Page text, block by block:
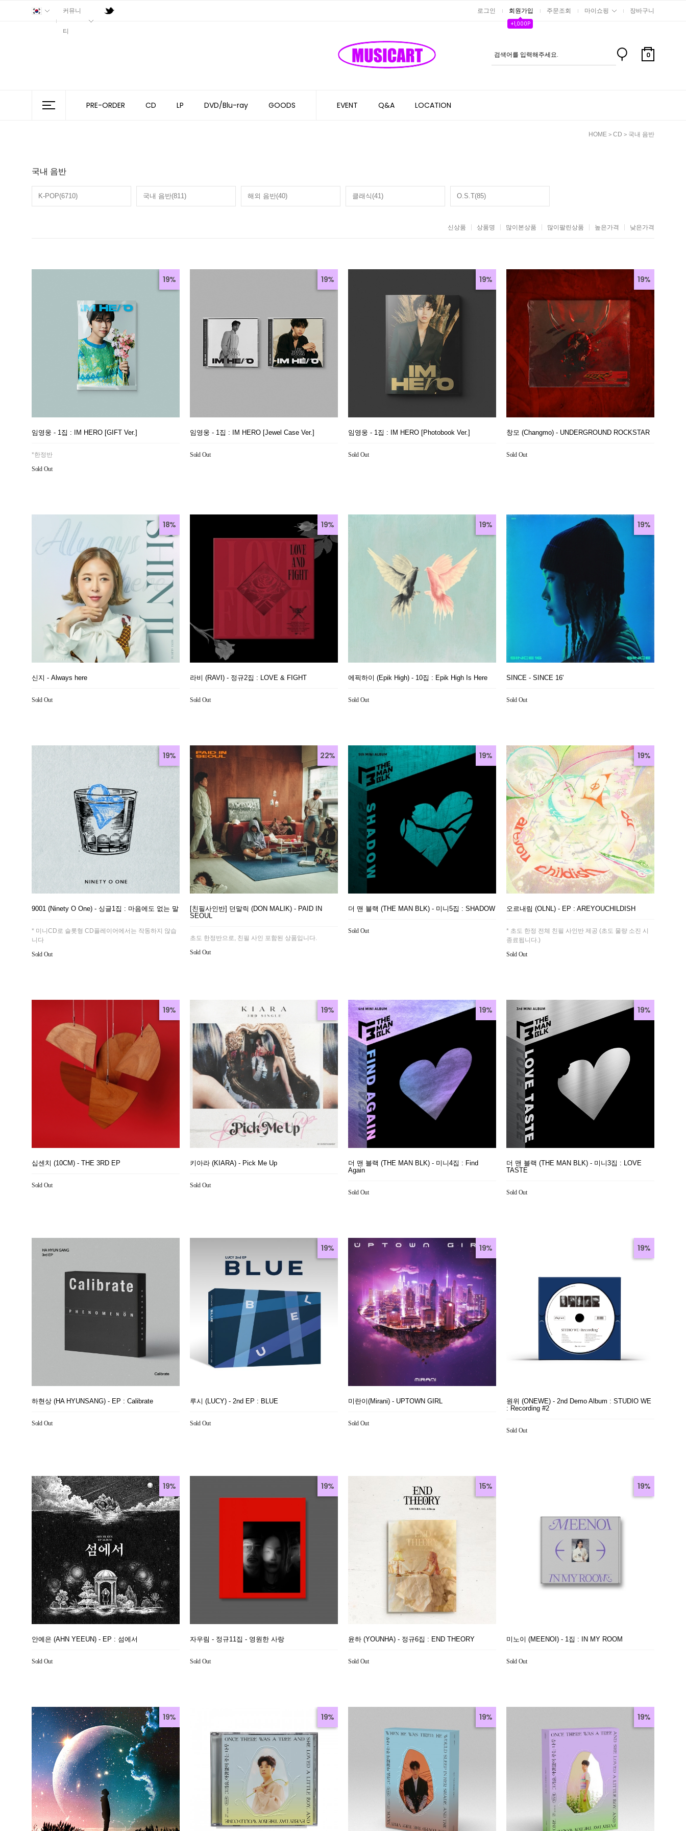
커뮤니
티
로그인 회원가입
+1,000P
주문조회 마이쇼핑 장바구니
0
PRE-ORDER CD LP DVD/Blu-ray GOODS EVENT Q&A LOCATION
HOME > CD > 국내 음반
국내 음반
K-POP(6710) 국내 음반(811) 해외 음반(40) 클래식(41) O.S.T(85)
신상품 상품명 많이본상품 많이팔린상품 높은가격 낮은가격
19%
임영웅 - 1집 : IM HERO [GIFT Ver.]
*한정반
Sold Out
19%
임영웅 - 1집 : IM HERO [Jewel Case Ver.]
Sold Out
19%
임영웅 - 1집 : IM HERO [Photobook Ver.]
Sold Out
19%
창모 (Changmo) - UNDERGROUND ROCKSTAR
Sold Out
18%
신지 - Always here
Sold Out
19%
라비 (RAVI) - 정규2집 : LOVE & FIGHT
Sold Out
19%
에픽하이 (Epik High) - 10집 : Epik High Is Here
Sold Out
19%
SINCE - SINCE 16'
Sold Out
19%
9001 (Ninety O One) - 싱글1집 : 마음에도 없는 말
* 미니CD로 슬롯형 CD플레이어에서는 작동하지 않습
니다
Sold Out
22%
[친필사인반] 던말릭 (DON MALIK) - PAID IN
SEOUL
초도 한정반으로, 친필 사인 포함된 상품입니다.
Sold Out
19%
더 맨 블랙 (THE MAN BLK) - 미니5집 : SHADOW
Sold Out
19%
오르내림 (OLNL) - EP : AREYOUCHILDISH
* 초도 한정 전체 친필 사인반 제공 (초도 물량 소진 시
종료됩니다.)
Sold Out
19%
십센치 (10CM) - THE 3RD EP
Sold Out
19%
키아라 (KIARA) - Pick Me Up
Sold Out
19%
더 맨 블랙 (THE MAN BLK) - 미니4집 : Find
Again
Sold Out
19%
더 맨 블랙 (THE MAN BLK) - 미니3집 : LOVE
TASTE
Sold Out
하현상 (HA HYUNSANG) - EP : Calibrate
Sold Out
19%
루시 (LUCY) - 2nd EP : BLUE
Sold Out
19%
미란이(Mirani) - UPTOWN GIRL
Sold Out
19%
원위 (ONEWE) - 2nd Demo Album : STUDIO WE
: Recording #2
Sold Out
19%
안예은 (AHN YEEUN) - EP : 섬에서
Sold Out
19%
자우림 - 정규11집 - 영원한 사랑
Sold Out
15%
윤하 (YOUNHA) - 정규6집 : END THEORY
Sold Out
19%
미노이 (MEENOI) - 1집 : IN MY ROOM
Sold Out
19% 19% 19% 19%